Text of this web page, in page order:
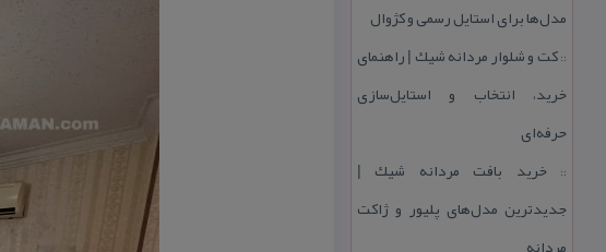
مدل‌ها برای استایل رسمی و كژوال
::كت و شلوار مردانه شیك | راهنمای
خرید، انتخاب و استایل‌سازی
حرفه‌ای
::خرید بافت مردانه شیك |
جدیدترین مدل‌های پلیور و ژاكت